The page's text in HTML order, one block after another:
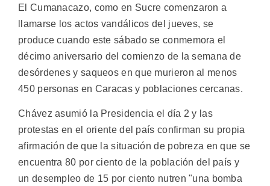
El Cumanacazo, como en Sucre comenzaron a
llamarse los actos vandálicos del jueves, se
produce cuando este sábado se conmemora el
décimo aniversario del comienzo de la semana de
desórdenes y saqueos en que murieron al menos
450 personas en Caracas y poblaciones cercanas.
Chávez asumió la Presidencia el día 2 y las
protestas en el oriente del país confirman su propia
afirmación de que la situación de pobreza en que se
encuentra 80 por ciento de la población del país y
un desempleo de 15 por ciento nutren "una bomba